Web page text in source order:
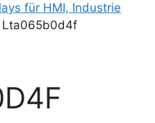
für HMI, Industrie
Lta065b0d4f